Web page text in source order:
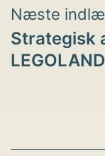
Næste
Strategisk